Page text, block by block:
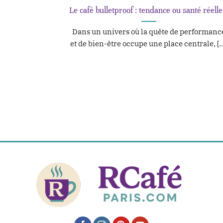
Le café bulletproof : tendance ou santé
Dans un univers où la quête de
et de bien-être occupe une place centrale,